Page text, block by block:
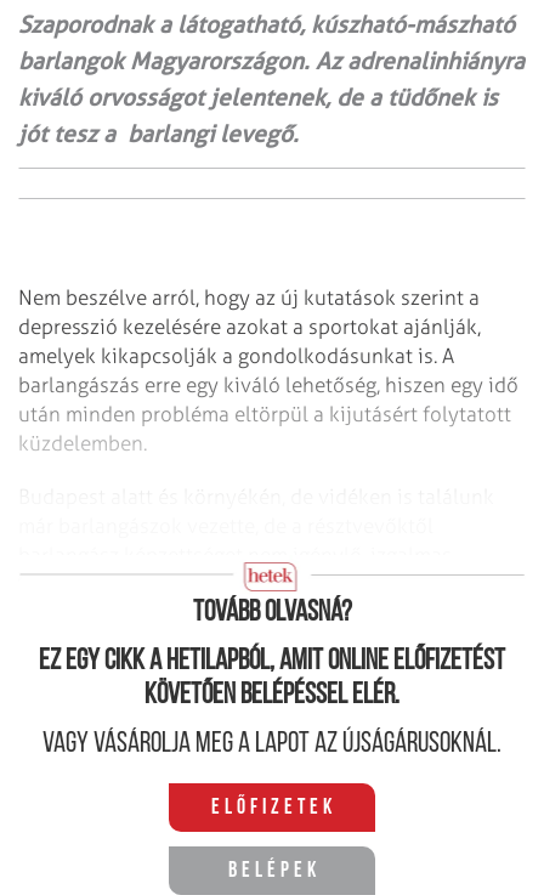
Szaporodnak a látogatható, kúszható-mászható
barlangok Magyarországon. Az adrenalinhiányra
kiváló orvosságot jelentenek, de a tüdőnek is
jót tesz a barlangi levegő.
Nem beszélve arról, hogy az új kutatások szerint a
depresszió kezelésére azokat a sportokat ajánlják,
amelyek kikapcsolják a gondolkodásunkat is. A
barlangászás erre egy kiváló lehetőség, hiszen egy idő
után minden probléma eltörpül a kijutásért folytatott
küzdelemben.
kikapcsolódási lehetőséget.
Tovább olvasná?
Ez egy cikk a hetilapból, amit online előfizetést
követően belépéssel elér.
Vagy vásárolja meg a lapot az újságárusoknál.
Előfizetek
Belépek